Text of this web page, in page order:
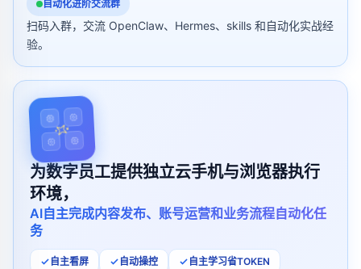
自动化进阶交流群
扫码入群，交流 OpenClaw、Hermes、skills 和自动化实战经
验。
为数字员工提供独立云手机与浏览器执行
环境，
AI自主完成内容发布、账号运营和业务流程自动化任
务
自主看屏 自动操控 自主学习省TOKEN